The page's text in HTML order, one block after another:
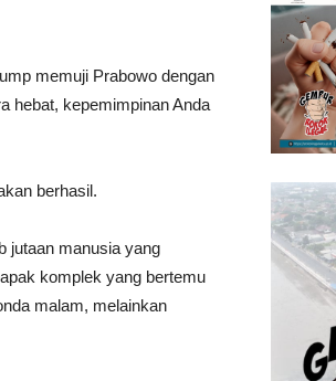
memuji Prabowo dengan
hebat, kepemimpinan Anda
berhasil.
jutaan manusia yang
komplek yang bertemu
malam, melainkan